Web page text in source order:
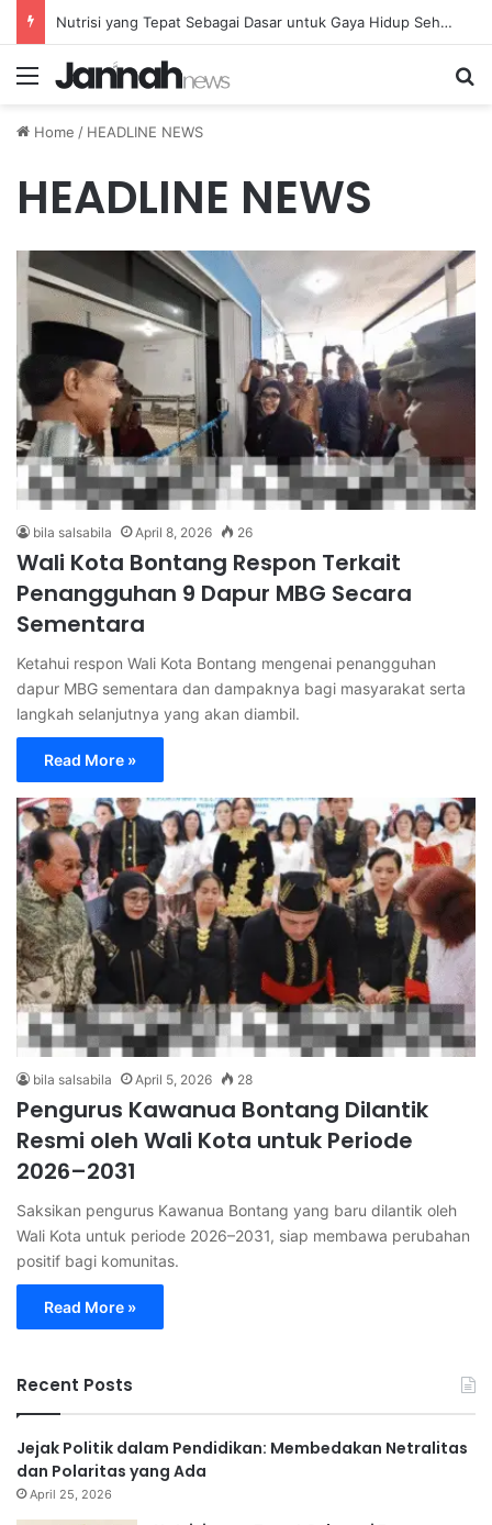
Nutrisi yang Tepat Sebagai Dasar untuk Gaya Hidup Sehat dan Berkelanjutan
Menu
Home / HEADLINE NEWS
HEADLINE NEWS
bila salsabila April 8, 2026 26
Wali Kota Bontang Respon Terkait
Penangguhan 9 Dapur MBG Secara
Sementara
Ketahui respon Wali Kota Bontang mengenai penangguhan
dapur MBG sementara dan dampaknya bagi masyarakat serta
langkah selanjutnya yang akan diambil.
Read More »
bila salsabila April 5, 2026 28
Pengurus Kawanua Bontang Dilantik
Resmi oleh Wali Kota untuk Periode
2026–2031
Saksikan pengurus Kawanua Bontang yang baru dilantik oleh
Wali Kota untuk periode 2026–2031, siap membawa perubahan
positif bagi komunitas.
Read More »
Recent Posts
Jejak Politik dalam Pendidikan: Membedakan Netralitas
dan Polaritas yang Ada
April 25, 2026